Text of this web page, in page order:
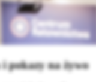
pokazy na żywo